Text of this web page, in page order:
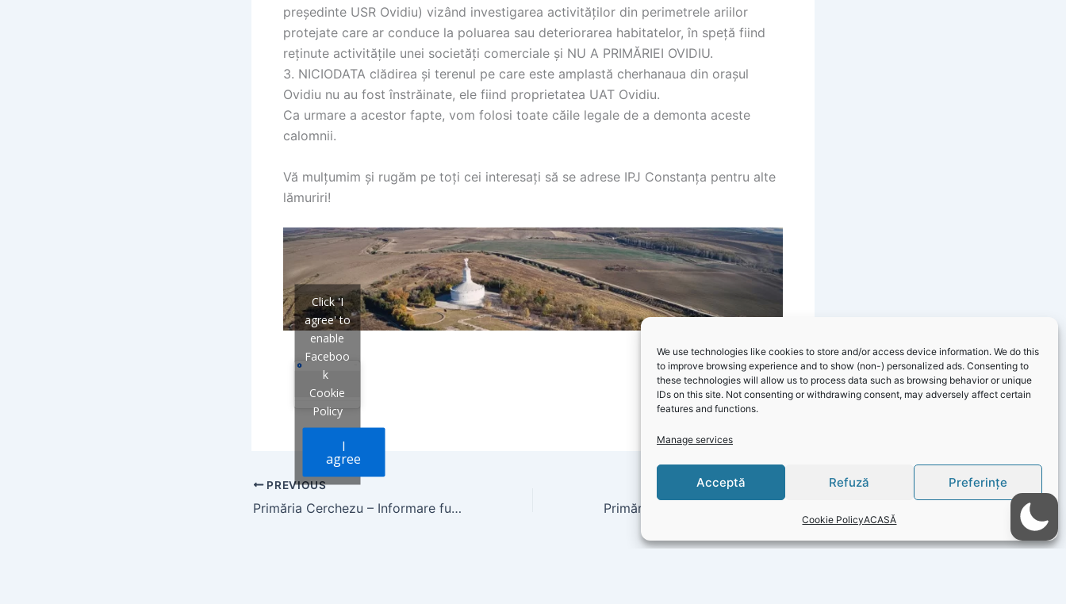
We use technologies like cookies to store and/or access device information. We do this
to improve browsing experience and to show (non-) personalized ads. Consenting to
these technologies will allow us to process data such as browsing behavior or unique
IDs on this site. Not consenting or withdrawing consent, may adversely affect certain
features and functions.
Manage services
Acceptă Refuză Preferințe
Cookie PolicyACASĂ
președinte USR Ovidiu) vizând investigarea activităților din perimetrele ariilor
protejate care ar conduce la poluarea sau deteriorarea habitatelor, în speță fiind
reținute activitățile unei societăți comerciale și NU A PRIMĂRIEI OVIDIU.
3. NICIODATA clădirea și terenul pe care este amplastă cherhanaua din orașul
Ovidiu nu au fost înstrăinate, ele fiind proprietatea UAT Ovidiu.
Ca urmare a acestor fapte, vom folosi toate căile legale de a demonta aceste
calomnii.
Vă mulțumim și rugăm pe toți cei interesați să se adrese IPJ Constanța pentru alte
lămuriri!
Click 'I
agree' to
enable
Faceboo
k
Cookie
Policy
I
agree
PREVIOUS
Primăria Cerchezu – Informare funcții din cadrul Comunei Cerchezu plătite din fonduri publice la 31.03.2022